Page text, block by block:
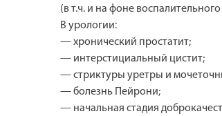
(в т.ч. и на фоне
В урологии:
— хронический простатит;
— интерстициальный цистит;
— стриктуры уретры и
— болезнь Пейрони;
— начальная стадия